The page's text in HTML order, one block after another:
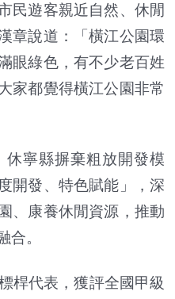
民遊客親近自然、休閒
章說道：「橫江公園環
眼綠色，有不少老百姓
家都覺得橫江公園非常
寧縣摒棄粗放開發模
開發、特色賦能」，深
、康養休閒資源，推動
合。
桿代表，獲評全國甲級